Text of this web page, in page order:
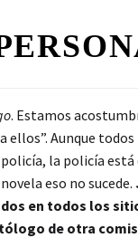
. Estamos
Aunque
la policía
eso no sucede.
en todos los
de otra